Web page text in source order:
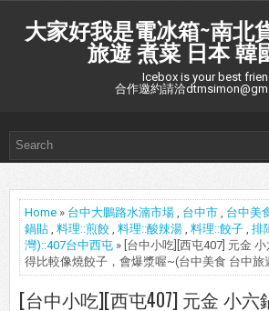
大家好我是電冰箱~南北
旅遊 煮菜 日本 韓
Icebox is your best
合作邀約請洽
Home » 台中大鵬路水湳市場 , 台中市 , 台中美
鍋貼 , 料理::煎餃 , 料理::酸辣湯 , 料理::餃子 , 排
灣)::407台中西屯 » [台中小吃][西屯407] 元金
得比較像燒餃子，會爆漿喔~(台中美食 台中旅
[台中小吃][西屯407] 元金 小六